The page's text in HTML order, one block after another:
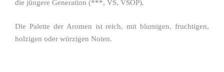
die jüngere Generation (***, VS, VSOP).
Die Palette der Aromen ist reich, mit blumigen, fruchtigen,
holzigen oder würzigen Noten.